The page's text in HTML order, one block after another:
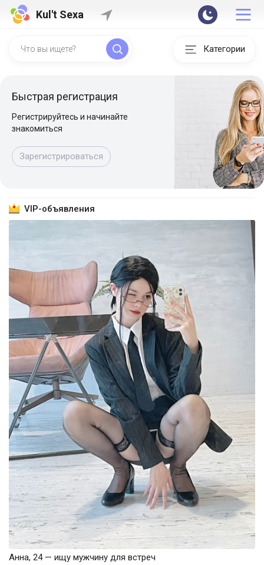
Kul't Sexa
Категории
Быстрая регистрация
Регистрируйтесь и начинайте
знакомиться
Зарегистрироваться
VIP-объявления
Анна, 24 — ищу мужчину для встреч